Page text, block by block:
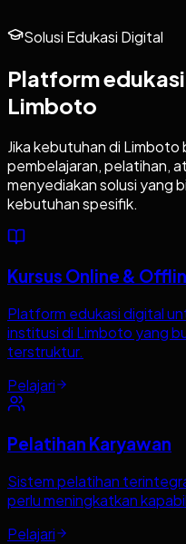
Solusi Edukasi Digital
Platform
Limboto
Jika kebutuhan di Limboto
pembelajaran, pelatihan,
menyediakan solusi yang
kebutuhan spesifik.
Kursus Online &
Platform edukasi digital
institusi di Limboto yang
terstruktur.
Pelajari
Pelatihan Karyawan
Sistem pelatihan
perlu meningkatkan
Pelajari